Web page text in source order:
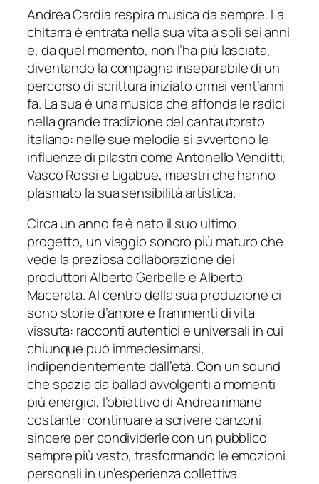
Andrea Cardia respira musica da sempre. La
chitarra è entrata nella sua vita a soli sei anni
e, da quel momento, non l’ha più lasciata,
diventando la compagna inseparabile di un
percorso di scrittura iniziato ormai vent’anni
fa. La sua è una musica che affonda le radici
nella grande tradizione del cantautorato
italiano: nelle sue melodie si avvertono le
influenze di pilastri come Antonello Venditti,
Vasco Rossi e Ligabue, maestri che hanno
plasmato la sua sensibilità artistica.
Circa un anno fa è nato il suo ultimo
progetto, un viaggio sonoro più maturo che
vede la preziosa collaborazione dei
produttori Alberto Gerbelle e Alberto
Macerata. Al centro della sua produzione ci
sono storie d’amore e frammenti di vita
vissuta: racconti autentici e universali in cui
chiunque può immedesimarsi,
indipendentemente dall’età. Con un sound
che spazia da ballad avvolgenti a momenti
più energici, l’obiettivo di Andrea rimane
costante: continuare a scrivere canzoni
sincere per condividerle con un pubblico
sempre più vasto, trasformando le emozioni
personali in un’esperienza collettiva.